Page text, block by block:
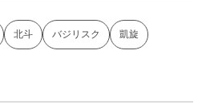
北斗 バジリスク 凱旋